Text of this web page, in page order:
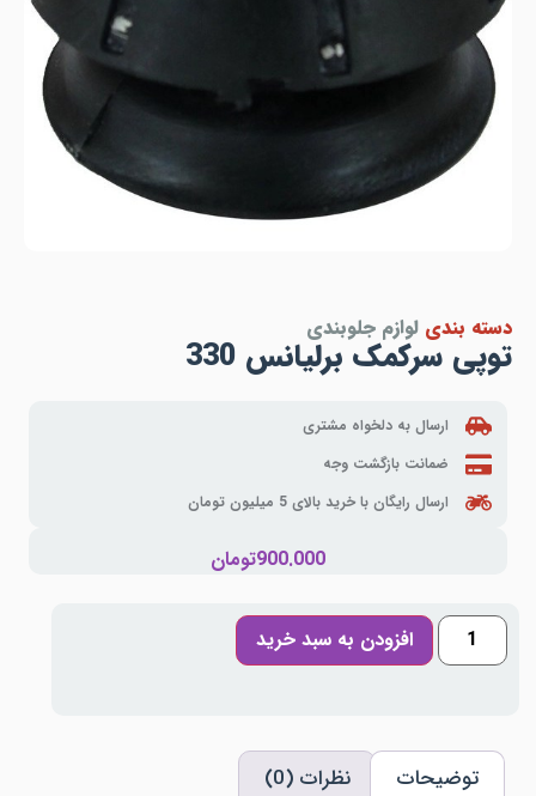
دسته بندی لوازم جلوبندی
توپی سرکمک برلیانس 330
ارسال به دلخواه مشتری
ضمانت بازگشت وجه
ارسال رایگان با خرید بالای 5 میلیون تومان
900.000تومان
افزودن به سبد خرید
توضیحات نظرات (0)